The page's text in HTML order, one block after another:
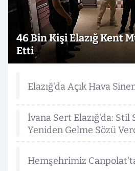
46 Bin Kişi Elazığ Kent
Etti
Elazığ'da Açık Hava
İvana Sert Elazığ'da: Stil
Yeniden Gelme Sözü
Hemşehrimiz